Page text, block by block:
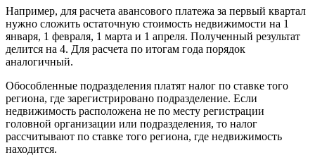
Например, для расчета авансового платежа за первый квартал
нужно сложить остаточную стоимость недвижимости на 1
января, 1 февраля, 1 марта и 1 апреля. Полученный результат
делится на 4. Для расчета по итогам года порядок
аналогичный.
Обособленные подразделения платят налог по ставке того
региона, где зарегистрировано подразделение. Если
недвижимость расположена не по месту регистрации
головной организации или подразделения, то налог
рассчитывают по ставке того региона, где недвижимость
находится.